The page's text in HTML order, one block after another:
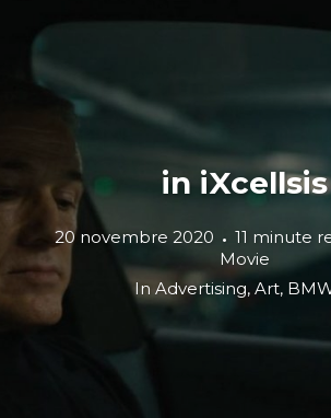
in iXcellsis
20 novembre 2020 11 minute
Movie
In Advertising, Art,